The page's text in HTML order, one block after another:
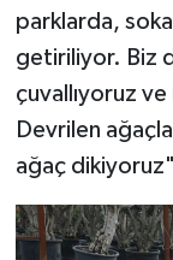
parklarda,
getiriliyor. Biz
çuvallıyoruz
Devrilen
ağaç